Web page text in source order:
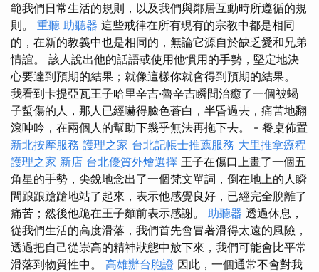
範我們日常生活的規則，以及我們與鄰居互動時所遵循的規
則。 重聽 助聽器 這些戒律在所有現有的宗教中都是相同
的，在新的教義中也是相同的，無論它源自於缺乏愛和兄弟
情誼。 該人說出他的話語或使用他慣用的手勢，堅定地決
心要達到預期的結果；就像這樣你就會得到預期的結果。
我看到卡提亞瓦王子哈里辛吉·魯辛吉瞬間治癒了一個被蝎
子蜇傷的人，那人已經嚇得臉色蒼白，半昏過去，痛苦地翻
滾呻吟，在兩個人的幫助下幾乎無法再拖下去。 - 餐桌佈置
新北按摩服務 護理之家 台北記帳士推薦服務 大里推拿療程
護理之家 新店 台北優質外燴選擇 王子在傷口上畫了一個五
角星的手勢，尖銳地念出了一個梵文單詞，倒在地上的人瞬
間踉踉蹌蹌地站了起來，表示他感覺良好，已經完全脫離了
痛苦；然後他跪在王子麵前表示感謝。 助聽器 透過休息，
從我們生活的高度滑落，我們首先會冒著滑得太遠的風險，
透過把自己從崇高的精神狀態中放下來，我們可能會比平常
滑落到物質性中。 高雄辦台胞證 因此，一個通常不會對我